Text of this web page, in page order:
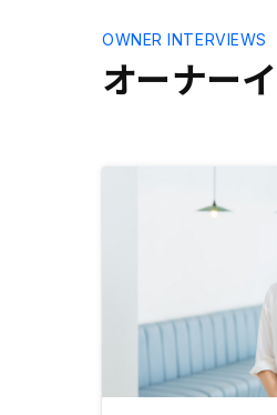
オーナー
OWNER INTERVIEWS